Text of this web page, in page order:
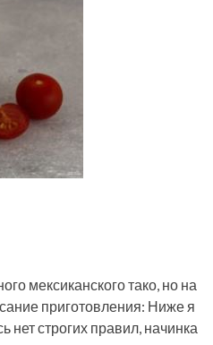
мексиканского тако, но на
приготовления: Ниже я
нет строгих правил, начинка